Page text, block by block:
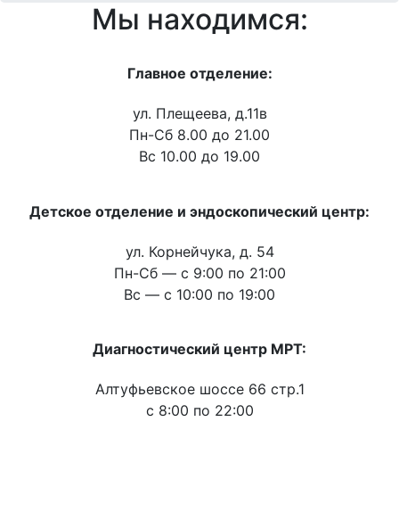
Мы находимся:
Главное отделение:
ул. Плещеева, д.11в
Пн-Сб 8.00 до 21.00
Вс 10.00 до 19.00
Детское отделение и эндоскопический центр:
ул. Корнейчука, д. 54
Пн-Сб — c 9:00 по 21:00
Вс — с 10:00 по 19:00
Диагностический центр МРТ:
Алтуфьевское шоссе 66 стр.1
c 8:00 по 22:00